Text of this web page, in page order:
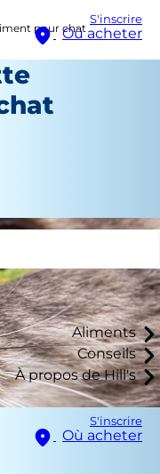
S'inscrire
Où acheter
Aliments
Conseils
À propos de Hill's
S'inscrire
Où acheter
pour chat